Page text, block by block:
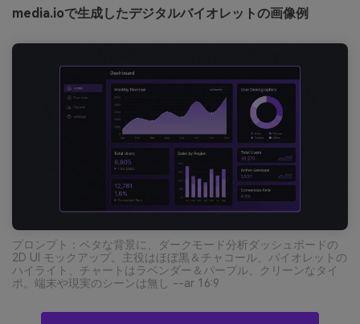
media.ioで生成したデジタルバイオレットの画像例
プロンプト：ベタな背景に、ダークモード分析ダッシュボードの
2D UI モックアップ。主役はほぼ黒＆チャコール、バイオレットの
ハイライト、チャートはラベンダー＆パープル、クリーンなタイ
ポ。端末や現実のシーンは無し --ar 16:9